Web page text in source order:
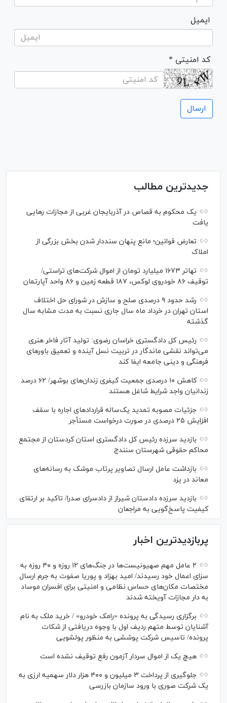
ایمیل
* کد امنیتی
جدیدترین مطالب
یک محکوم به قصاص در آذربایجان‌ غربی از مجازات رهایی
یافت
تعارض قوانین؛ مانع پنهان سنددار شدن بخش بزرگی از
املاک
تهاتر ۱۶۷۳ میلیارد تومان از اموال شرکت‌های تراستی/
توقیف ۸۶ خودروی لوکس، ۱۸۷ قطعه زمین و ۸۶ واحد آپارتمان
رشد حدود ۹ درصدی صلح و سازش در شورای حل اختلاف
استان تهران در خرداد ماه سال جاری نسبت به مدت مشابه سال
گذشته
رئیس کل دادگستری خراسان رضوی: تولید آثار فاخر هنری
می‌تواند نقشی ماندگار در تربیت نسل آینده و تعمیق باور‌های
فرهنگی و دینی جامعه ایفا کند
کاهش ۱۰ درصدی جمعیت کیفری زندان‌های بوشهر/ ۶۲ درصد
زندانیان واجد شرایط شاغل هستند
جزئیات مصوبه تمدید یک‌ساله قرارداد‌های اجاره با سقف
افزایش ۲۵ درصدی در صورت درخواست مستأجر
بازدید سرزده رئیس کل دادگستری استان کردستان از مجتمع
محاکم حقوقی شهرستان سنندج
بازداشت عامل ارسال تصاویر پرتاب موشک به رسانه‌های
معاند در یزد
بازدید سرزده دادستان شیراز از دادسرای صدرا/ تاکید بر ارتقای
کیفیت پاسخ‌گویی به مراجعان
پربازدیدترین اخبار
۲ عامل مهم صهیونیست‌ها در جنگ‌های ۱۲ روزه و ۴۰ روزه به
سزای اعمال خود رسیدند/ امید بهزاد و پوریا صفوت به جرم ارسال
مختصات مکان‌های حساس نظامی و امنیتی برای افسران موساد
به دار مجازات آویخته شدند
برگزاری رسیدگی به پرونده «رامک خودرو» / خرید ملک به نام
آشنایان توسط متهم ردیف اول با وجوه دریافتی از شکات
پرونده/ تاسیس شرکت پوششی به منظور پولشویی
هیچ یک از اموال سردار آزمون رفع توقیف نشده است
جلوگیری از پرداخت ۳ میلیون و ۴۰۰ هزار دلار سهمیه ارزی به
یک شرکت صوری با ورود سازمان بازرسی